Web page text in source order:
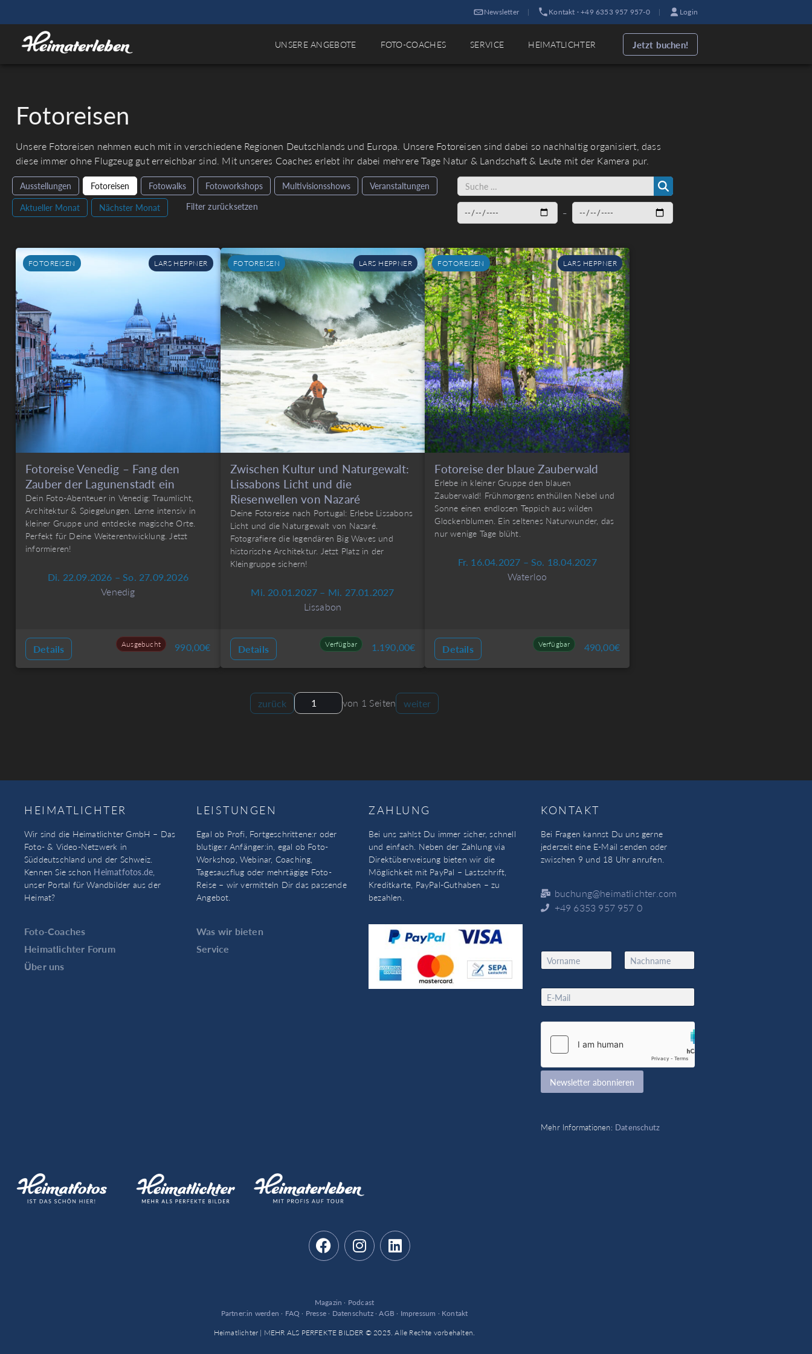
Newsletter | Kontakt · +49 6353 957 957-0 | Login
UNSERE ANGEBOTE FOTO-COACHES SERVICE HEIMATLICHTER Jetzt buchen!
Fotoreisen
Unsere Fotoreisen nehmen euch mit in verschiedene Regionen Deutschlands und Europa. Unsere Fotoreisen sind dabei so nachhaltig organisiert, dass
diese immer ohne Flugzeug gut erreichbar sind. Mit unseres Coaches erlebt ihr dabei mehrere Tage Natur & Landschaft & Leute mit der Kamera pur.
Ausstellungen Fotoreisen Fotowalks Fotoworkshops Multivisionsshows
Veranstaltungen
Aktueller Monat
Nächster Monat Filter zurücksetzen
–
FOTOREISEN LARS HEPPNER
Fotoreise Venedig – Fang den
Zauber der Lagunenstadt ein
Dein Foto-Abenteuer in Venedig: Traumlicht,
Architektur & Spiegelungen. Lerne intensiv in
kleiner Gruppe und entdecke magische Orte.
Perfekt für Deine Weiterentwicklung. Jetzt
informieren!
Di. 22.09.2026 – So. 27.09.2026
Venedig
Details Ausgebucht 990,00€
FOTOREISEN LARS HEPPNER
Zwischen Kultur und Naturgewalt:
Lissabons Licht und die
Riesenwellen von Nazaré
Deine Fotoreise nach Portugal: Erlebe Lissabons
Licht und die Naturgewalt von Nazaré.
Fotografiere die legendären Big Waves und
historische Architektur. Jetzt Platz in der
Kleingruppe sichern!
Mi. 20.01.2027 – Mi. 27.01.2027
Lissabon
Details Verfügbar 1.190,00€
FOTOREISEN LARS HEPPNER
Fotoreise der blaue Zauberwald
Erlebe in kleiner Gruppe den blauen
Zauberwald! Frühmorgens enthüllen Nebel und
Sonne einen endlosen Teppich aus wilden
Glockenblumen. Ein seltenes Naturwunder, das
nur wenige Tage blüht.
Fr. 16.04.2027 – So. 18.04.2027
Waterloo
Details Verfügbar 490,00€
zurück von 1 Seiten weiter
HEIMATLICHTER
Wir sind die Heimatlichter GmbH – Das
Foto- & Video-Netzwerk in
Süddeutschland und der Schweiz.
Kennen Sie schon Heimatfotos.de,
unser Portal für Wandbilder aus der
Heimat?
Foto-Coaches
Heimatlichter Forum
Über uns
LEISTUNGEN
Egal ob Profi, Fortgeschrittene:r oder
blutige:r Anfänger:in, egal ob Foto-
Workshop, Webinar, Coaching,
Tagesausflug oder mehrtägige Foto-
Reise – wir vermitteln Dir das passende
Angebot.
Was wir bieten
Service
ZAHLUNG
Bei uns zahlst Du immer sicher, schnell
und einfach. Neben der Zahlung via
Direktüberweisung bieten wir die
Möglichkeit mit PayPal – Lastschrift,
Kreditkarte, PayPal-Guthaben – zu
bezahlen.
KONTAKT
Bei Fragen kannst Du uns gerne
jederzeit eine E-Mail senden oder
zwischen 9 und 18 Uhr anrufen.
buchung@heimatlichter.com
+49 6353 957 957 0
N
a
e
*
N
m
e
E
m
i
Newsletter abonnieren
Mehr Informationen: Datenschutz
Magazin · Podcast
Partner:in werden · FAQ · Presse· Datenschutz·AGB · Impressum · Kontakt
Heimatlichter | MEHR ALS PERFEKTE BILDER © 2025. Alle Rechte vorbehalten.